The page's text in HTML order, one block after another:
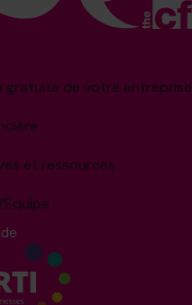
gratuite de votre entreprise
et ressources